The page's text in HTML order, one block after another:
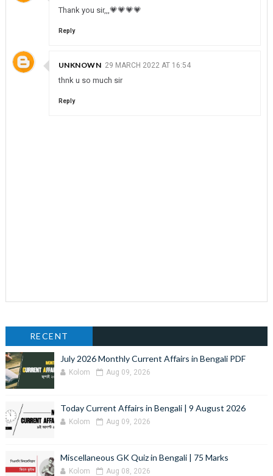
Thank you sir,,,💗💗💗💗
Reply
UNKNOWN 29 MARCH 2022 AT 16:54
thnk u so much sir
Reply
RECENT
July 2026 Monthly Current Affairs in Bengali PDF
Kolom Aug 09, 2026
Today Current Affairs in Bengali | 9 August 2026
Kolom Aug 09, 2026
Miscellaneous GK Quiz in Bengali | 75 Marks
Kolom Aug 08, 2026